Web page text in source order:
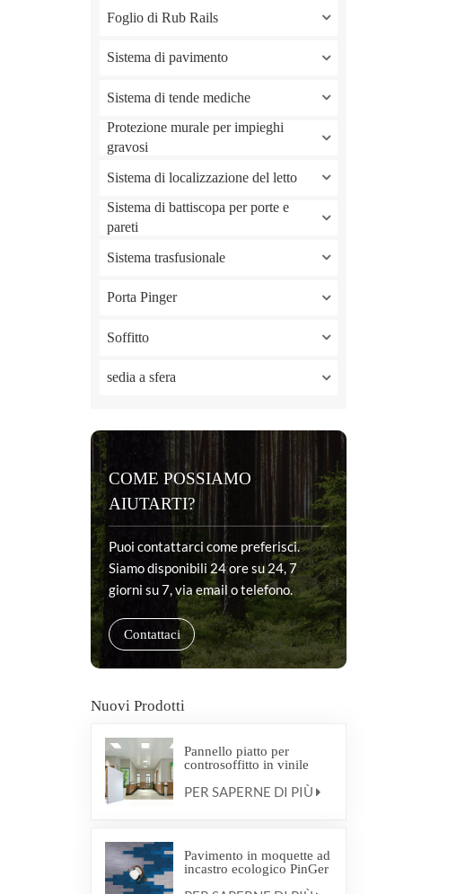
Foglio di Rub Rails
Sistema di pavimento
Sistema di tende mediche
Protezione murale per impieghi
gravosi
Sistema di localizzazione del letto
Sistema di battiscopa per porte e
pareti
Sistema trasfusionale
Porta Pinger
Soffitto
sedia a sfera
COME POSSIAMO
AIUTARTI?
Puoi contattarci come preferisci.
Siamo disponibili 24 ore su 24, 7
giorni su 7, via email o telefono.
Contattaci
Nuovi Prodotti
Pannello piatto per
controsoffitto in vinile
PER SAPERNE DI PIÙ
Pavimento in moquette ad
incastro ecologico PinGer